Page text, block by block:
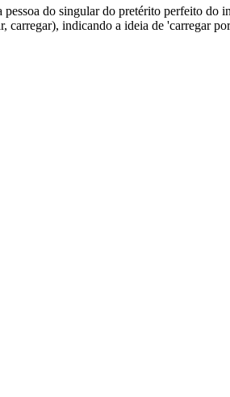
do singular do pretérito perfeito
indicando a ideia de 'carregar